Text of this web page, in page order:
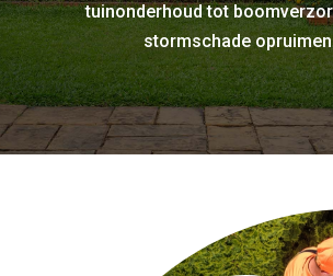
tuinonderhoud tot
stormschade